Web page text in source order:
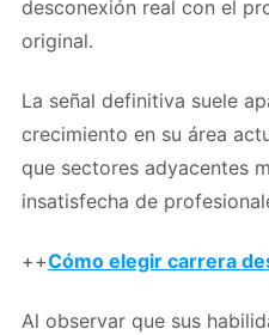
desconexión real con el
original.
La señal definitiva suele
crecimiento en su área
que sectores adyacentes
insatisfecha de
++Cómo elegir carrera
Al observar que sus